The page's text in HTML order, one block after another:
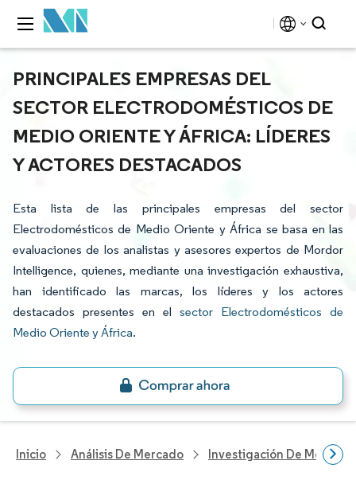
PRINCIPALES EMPRESAS DEL
SECTOR ELECTRODOMÉSTICOS DE
MEDIO ORIENTE Y ÁFRICA: LÍDERES
Y ACTORES DESTACADOS
Esta lista de las principales empresas del sector
Electrodomésticos de Medio Oriente y África se basa en las
evaluaciones de los analistas y asesores expertos de Mordor
Intelligence, quienes, mediante una investigación exhaustiva,
han identificado las marcas, los líderes y los actores
destacados presentes en el sector Electrodomésticos de
Medio Oriente y África.
Inicio Análisis De Mercado Investigación De Mejoras